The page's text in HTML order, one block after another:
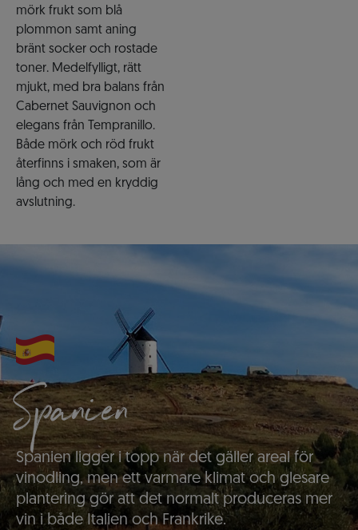
mörk frukt som blå
plommon samt aning
bränt socker och rostade
toner. Medelfylligt, rätt
mjukt, med bra balans från
Cabernet Sauvignon och
elegans från Tempranillo.
Både mörk och röd frukt
återfinns i smaken, som är
lång och med en kryddig
avslutning.
Spanien
Spanien ligger i topp när det gäller areal för
vinodling, men ett varmare klimat och glesare
plantering gör att det normalt produceras mer
vin i både Italien och Frankrike.